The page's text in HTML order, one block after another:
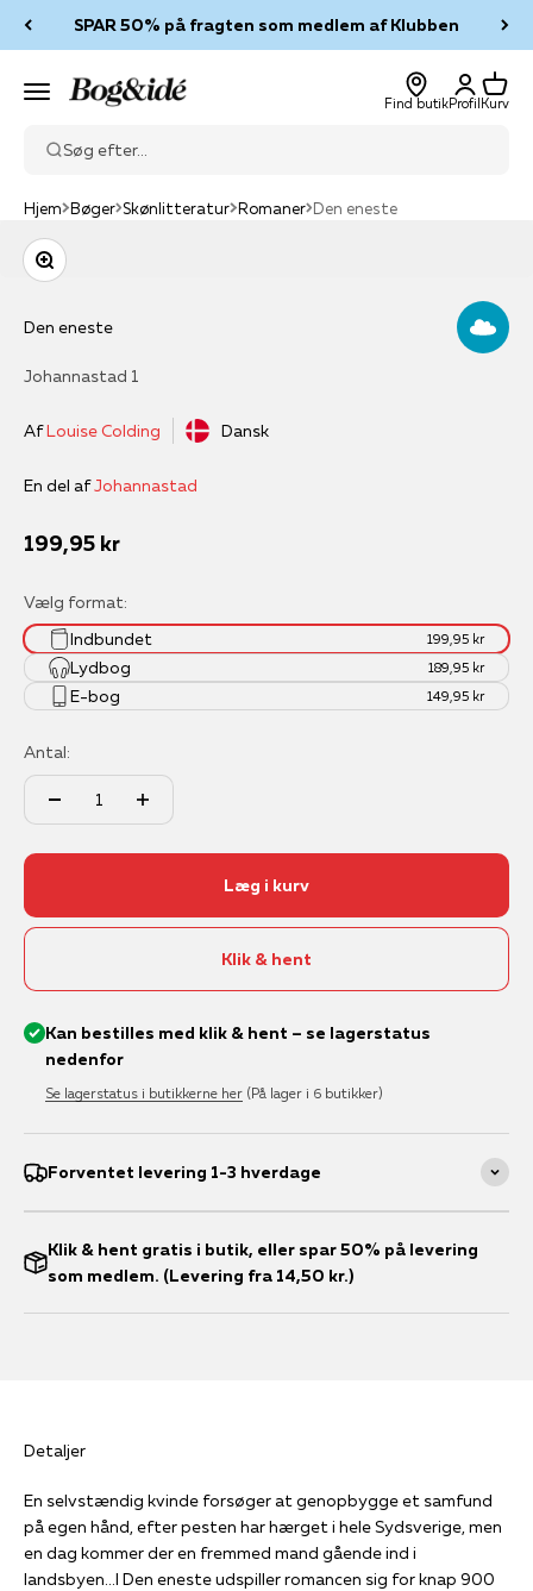
SPAR 50% på fragten som medlem af Klubben
Menu Bog & idé
Find butik
Log ind
Profil
Kurv
Kurv
Søg efter...
Hjem Bøger Skønlitteratur Romaner Den eneste
Zoom
Den eneste
Johannastad 1
AfLouise Colding Dansk
En del afJohannastad
Salgspris
199,95 kr
Vælg format:
Indbundet
199,95 kr
Lydbog 189,95 kr
E-bog 149,95 kr
Antal:
Læg i kurv
Klik & hent
Kan bestilles med klik & hent – se lagerstatus
nedenfor
Se lagerstatus i butikkerne her (På lager i 6 butikker)
Forventet levering 1-3 hverdage
Klik & hent gratis i butik, eller spar 50% på levering
som medlem. (Levering fra 14,50 kr.)
Detaljer
En selvstændig kvinde forsøger at genopbygge et samfund
på egen hånd, efter pesten har hærget i hele Sydsverige, men
en dag kommer der en fremmed mand gående ind i
landsbyen...I Den eneste udspiller romancen sig for knap 900